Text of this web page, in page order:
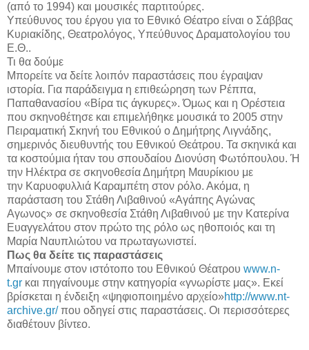
(από το 1994) και μουσικές παρτιτούρες.
Υπεύθυνος του έργου για το Εθνικό Θέατρο είναι ο Σάββας
Κυριακίδης, Θεατρολόγος, Υπεύθυνος Δραματολογίου του
Ε.Θ..
Τι θα δούμε
Μπορείτε να δείτε λοιπόν παραστάσεις που έγραψαν
ιστορία. Για παράδειγμα η επιθεώρηση των Ρέππα,
Παπαθανασίου «Βίρα τις άγκυρες». Όμως και η Ορέστεια
που σκηνοθέτησε και επιμελήθηκε μουσικά το 2005 στην
Πειραματική Σκηνή του Εθνικού ο Δημήτρης Λιγνάδης,
σημερινός διευθυντής του Εθνικού Θεάτρου. Τα σκηνικά και
τα κοστούμια ήταν του σπουδαίου Διονύση Φωτόπουλου. Ή
την Ηλέκτρα σε σκηνοθεσία Δημήτρη Μαυρίκιου με
την Καρυοφυλλιά Καραμπέτη στον ρόλο. Ακόμα, η
παράσταση του Στάθη Λιβαθινού «Αγάπης Αγώνας
Αγωνος» σε σκηνοθεσία Στάθη Λιβαθινού με την Κατερίνα
Ευαγγελάτου στον πρώτο της ρόλο ως ηθοποιός και τη
Μαρία Ναυπλιώτου να πρωταγωνιστεί.
Πως θα δείτε τις παραστάσεις
Μπαίνουμε στον ιστότοπο του Εθνικού Θέατρου www.n-
t.gr και πηγαίνουμε στην κατηγορία «γνωρίστε μας». Εκεί
βρίσκεται η ένδειξη «ψηφιοποιημένο αρχείο»http://www.nt-
archive.gr/που οδηγεί στις παραστάσεις. Οι περισσότερες
διαθέτουν βίντεο.